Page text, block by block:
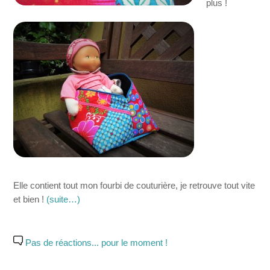
plus !
Elle contient tout mon fourbi de couturière, je retrouve tout vite
et bien ! (suite…)
Pas de réactions... pour le moment !